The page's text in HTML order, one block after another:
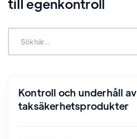
egenkontroll
Kontroll och underhåll av
taksäkerhetsprodukter